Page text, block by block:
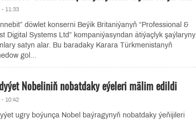
- 11:33
döwlet konserni Beýik Britaniýanyň “Professional &
Digital Systems Ltd” kompaniýasyndan ätiýaçlyk şaýlaryny
satyn alar. Bu baradaky Karara Türkmenistanyň
gol...
Nobeliniň nobatdaky eýeleri mälim edildi
- 10:42
ugry boýunça Nobel baýragynyň nobatdaky ýeňijileri